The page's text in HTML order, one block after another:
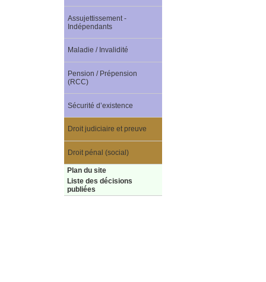
Assujettissement -
Indépendants
Maladie / Invalidité
Pension / Prépension
(RCC)
Sécurité d’existence
Droit judiciaire et preuve
Droit pénal (social)
Plan du site
Liste des décisions
publiées